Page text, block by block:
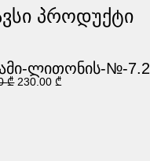
პროდუქტი
ლითონის-№-7.2
₾ 230.00 ₾